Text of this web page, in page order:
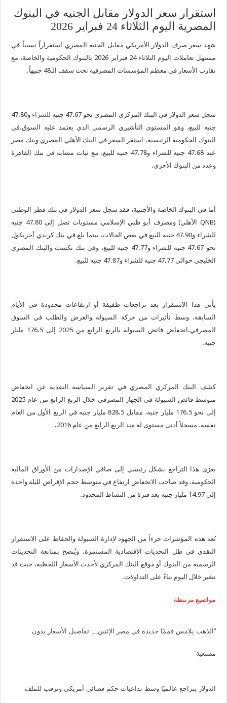
استقرار سعر الدولار مقابل الجنيه في البنوك
المصرية اليوم الثلاثاء 24 فبراير 2026
شهد سعر صرف الدولار الأمريكي مقابل الجنيه المصري استقراراً نسبياً في
مستهل تعاملات اليوم الثلاثاء 24 فبراير 2026 بالبنوك الحكومية والخاصة، مع
تقارب الأسعار في معظم المؤسسات المصرفية تحت سقف الـ48 جنيهاً.
سجل سعر الدولار في البنك المركزي المصري نحو 47.67 جنيه للشراء
و47.80
جنيه للبيع، وهو المستوى التأشيري الرسمي الذي يعتمد عليه السوق.في
البنوك الحكومية الرئيسية، استقر السعر في البنك الأهلي المصري وبنك مصر
عند 47.68 جنيه للشراء و47.78 جنيه للبيع، مع ثبات مشابه في بنك القاهرة
وعدد من البنوك الأخرى.
أما في البنوك الخاصة والأجنبية، فقد سجل سعر الدولار في بنك قطر الوطني
(QNB الأهلي) ومصرف أبو ظبي الإسلامي مستويات تصل إلى 47.80 جنيه
للشراء و47.90 جنيه للبيع في بعض الحالات، بينما بلغ في بنك كريدي أجريكول
نحو 47.67 جنيه للشراء و47.77 جنيه للبيع، وفي بنك نكست والبنك المصري
الخليجي حوالي 47.77 جنيه للشراء و47.87 جنيه للبيع.
يأتي هذا الاستقرار بعد تراجعات طفيفة أو ارتفاعات محدودة في الأيام
السابقة، وسط تأثيرات من حركة السيولة والعرض والطلب في السوق
المصرفي.انخفاض فائض السيولة بالربع الرابع من 2025 إلى 176.5 مليار
جنيه.
كشف البنك المركزي المصري في تقرير السياسة النقدية عن انخفاض
متوسط فائض السيولة في الجهاز المصرفي خلال الربع الرابع من عام 2025
إلى نحو 176.5 مليار جنيه، مقابل 828.5 مليار جنيه في الربع الأول من العام
نفسه، مسجلاً أدنى مستوى له منذ الربع الرابع من عام 2016.
يعزى هذا التراجع بشكل رئيسي إلى صافي الإصدارات من الأوراق المالية
الحكومية، وقد صاحب الانخفاض ارتفاع في متوسط حجم الإقراض لليلة واحدة
إلى 14.97 مليار جنيه بعد فترة من النشاط المحدود.
تُعد هذه المؤشرات جزءاً من الجهود لإدارة السيولة والحفاظ على الاستقرار
النقدي في ظل التحديات الاقتصادية المستمرة، ويُنصح بمتابعة التحديثات
الرسمية من البنوك أو موقع البنك المركزي لأحدث الأسعار اللحظية، حيث قد
تتغير خلال اليوم بناءً على التداولات.
مواضيع مرتبطة
“الذهب يلامس قممًا جديدة في مصر الإثنين… تفاصيل الأسعار بدون
مصنعية”
الدولار يتراجع عالميًا وسط تداعيات حكم قضائي أمريكي وترقب للملف